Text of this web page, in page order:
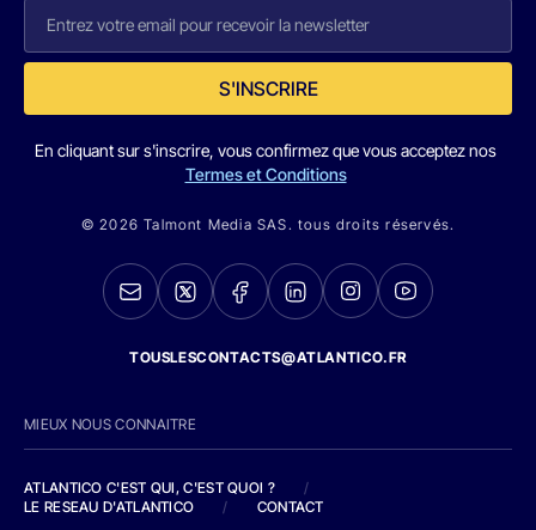
S'INSCRIRE
En cliquant sur s'inscrire, vous confirmez que vous acceptez nos
Termes et Conditions
© 2026 Talmont Media SAS. tous droits réservés.
TOUSLESCONTACTS@ATLANTICO.FR
MIEUX NOUS CONNAITRE
ATLANTICO C'EST QUI, C'EST QUOI ?
/
LE RESEAU D'ATLANTICO
/ CONTACT